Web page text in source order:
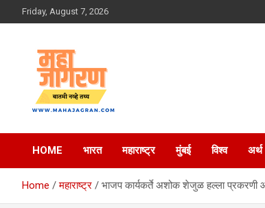
to
Friday, August 7, 2026
महा जागरण
HOME भारत महाराष्ट्र मुंबई विश्व अर्थ
Home महाराष्ट्र भाजप कार्यकर्ते अशोक शेजुळ हल्ला प्रकरणी